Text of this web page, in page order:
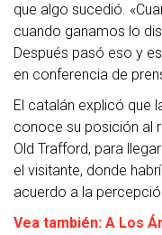
que algo sucedió.
cuando ganamos lo
Después pasó eso y
en conferencia de
El catalán explicó que
conoce su posición al
Old Trafford, para
el visitante, donde
acuerdo a la
Vea también: A Los